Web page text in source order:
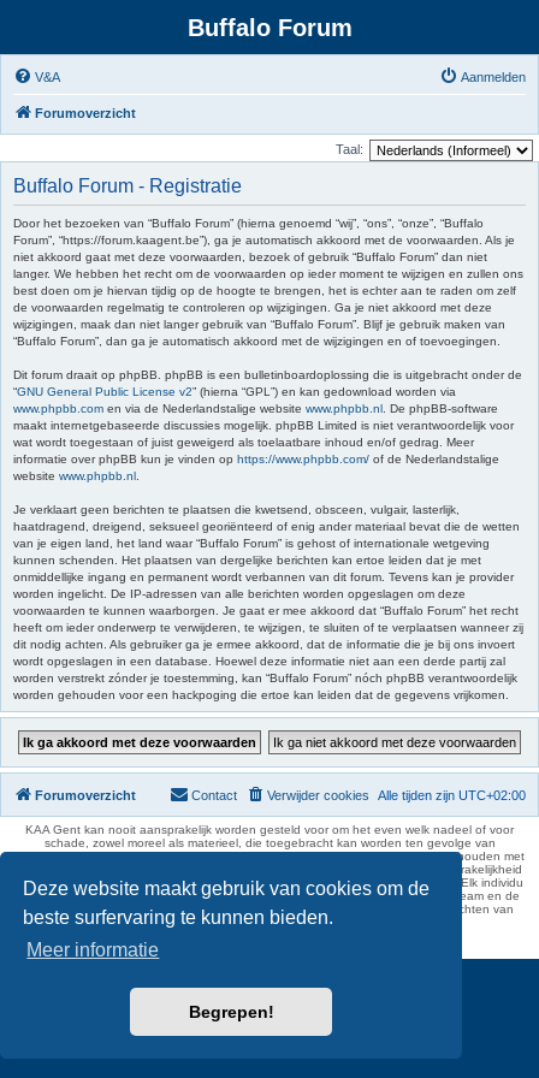
Deze website maakt gebruik van cookies om de
beste surfervaring te kunnen bieden.
Meer informatie
Begrepen!
Buffalo Forum
V&A Aanmelden
Forumoverzicht
Taal:
Buffalo Forum - Registratie
Door het bezoeken van “Buffalo Forum” (hierna genoemd “wij”, “ons”, “onze”, “Buffalo
Forum”, “https://forum.kaagent.be”), ga je automatisch akkoord met de voorwaarden. Als je
niet akkoord gaat met deze voorwaarden, bezoek of gebruik “Buffalo Forum” dan niet
langer. We hebben het recht om de voorwaarden op ieder moment te wijzigen en zullen ons
best doen om je hiervan tijdig op de hoogte te brengen, het is echter aan te raden om zelf
de voorwaarden regelmatig te controleren op wijzigingen. Ga je niet akkoord met deze
wijzigingen, maak dan niet langer gebruik van “Buffalo Forum”. Blijf je gebruik maken van
“Buffalo Forum”, dan ga je automatisch akkoord met de wijzigingen en of toevoegingen.
Dit forum draait op phpBB. phpBB is een bulletinboardoplossing die is uitgebracht onder de
“GNU General Public License v2” (hierna “GPL”) en kan gedownload worden via
www.phpbb.com en via de Nederlandstalige website www.phpbb.nl . De phpBB-software
maakt internetgebaseerde discussies mogelijk. phpBB Limited is niet verantwoordelijk voor
wat wordt toegestaan of juist geweigerd als toelaatbare inhoud en/of gedrag. Meer
informatie over phpBB kun je vinden op https://www.phpbb.com/ of de Nederlandstalige
website www.phpbb.nl
Je verklaart geen berichten te plaatsen die kwetsend, obsceen, vulgair, lasterlijk,
haatdragend, dreigend, seksueel georiënteerd of enig ander materiaal bevat die de wetten
van je eigen land, het land waar “Buffalo Forum” is gehost of internationale wetgeving
kunnen schenden. Het plaatsen van dergelijke berichten kan ertoe leiden dat je met
onmiddellijke ingang en permanent wordt verbannen van dit forum. Tevens kan je provider
worden ingelicht. De IP-adressen van alle berichten worden opgeslagen om deze
voorwaarden te kunnen waarborgen. Je gaat er mee akkoord dat “Buffalo Forum” het recht
heeft om ieder onderwerp te verwijderen, te wijzigen, te sluiten of te verplaatsen wanneer zij
dit nodig achten. Als gebruiker ga je ermee akkoord, dat de informatie die je bij ons invoert
wordt opgeslagen in een database. Hoewel deze informatie niet aan een derde partij zal
worden verstrekt zónder je toestemming, kan “Buffalo Forum” nóch phpBB verantwoordelijk
worden gehouden voor een hackpoging die ertoe kan leiden dat de gegevens vrijkomen.
Forumoverzicht Alle tijden zijn UTC+02:00
Verwijder cookies
Contact
KAA Gent kan nooit aansprakelijk worden gesteld voor om het even welk nadeel of voor
schade, zowel moreel als materieel, die toegebracht kan worden ten gevolge van
feitelijkheden en daden van derden die rechtstreeks of onrechtstreeks verband houden met
de gegevens vermeld op de website van KAA Gent. Deze ontheffing van aansprakelijkheid
geldt inzonderheid voor het forum, waarvan KAA Gent zich volledig distantieert. Elk individu
is dus verantwoordelijk voor zijn uitlatingen op het Buffalo Forum. Ook het webteam en de
moderators kunnen niet aansprakelijk gesteld worden voor de inhoud van berichten van
gebruikers.